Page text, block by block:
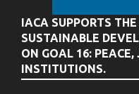
IACA SUPPORTS
SUSTAINABLE
ON GOAL 16:
INSTITUTIONS.